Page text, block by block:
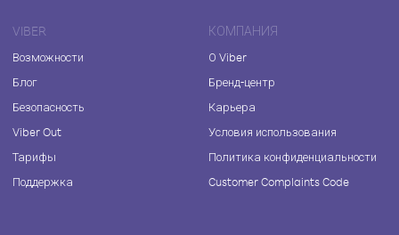
VIBER
Возможности
Блог
Безопасность
Viber Out
Тарифы
Поддержка
КОМПАНИЯ
О Viber
Бренд-центр
Карьера
Условия использования
Политика конфиденциальности
Customer Complaints Code